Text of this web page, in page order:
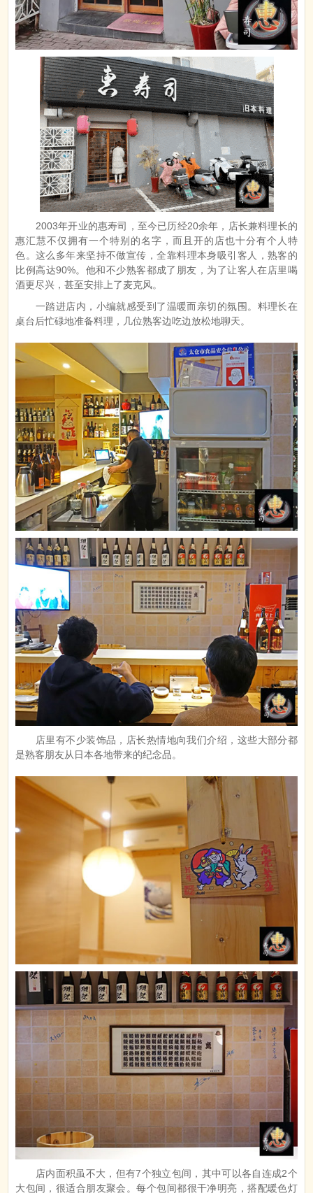
2003年开业的惠寿司，至今已历经20余年，店长兼料理长的
惠汇慧不仅拥有一个特别的名字，而且开的店也十分有个人特
色。这么多年来坚持不做宣传，全靠料理本身吸引客人，熟客的
比例高达90%。他和不少熟客都成了朋友，为了让客人在店里喝
酒更尽兴，甚至安排上了麦克风。
一踏进店内，小编就感受到了温暖而亲切的氛围。料理长在
桌台后忙碌地准备料理，几位熟客边吃边放松地聊天。
店里有不少装饰品，店长热情地向我们介绍，这些大部分都
是熟客朋友从日本各地带来的纪念品。
店内面积虽不大，但有7个独立包间，其中可以各自连成2个
大包间，很适合朋友聚会。每个包间都很干净明亮，搭配暖色灯